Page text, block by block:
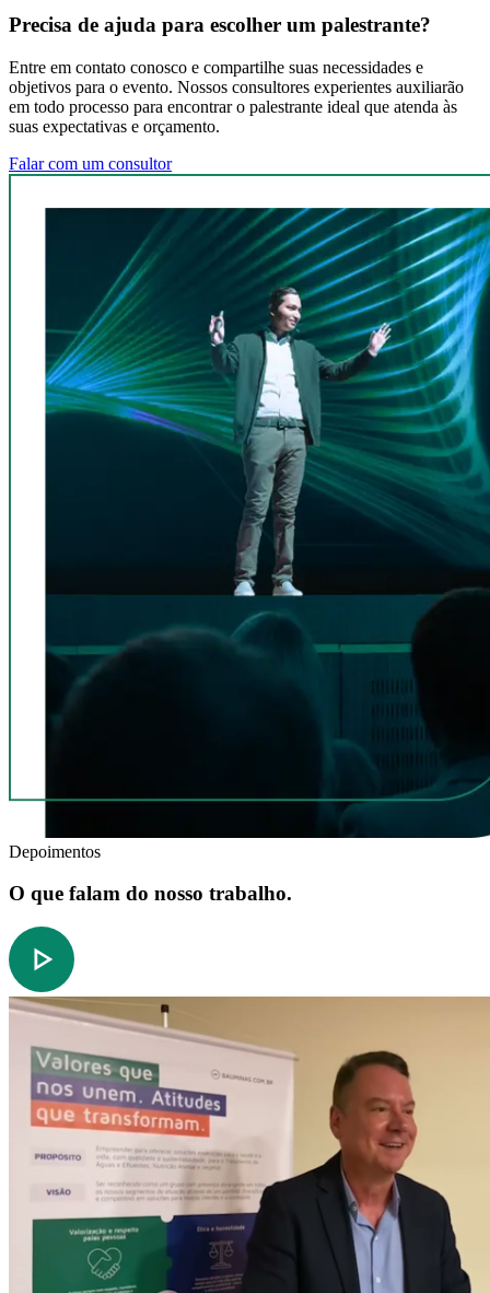
Precisa de ajuda para escolher um palestrante?
Entre em contato conosco e compartilhe suas necessidades e
objetivos para o evento. Nossos consultores experientes auxiliarão
em todo processo para encontrar o palestrante ideal que atenda às
suas expectativas e orçamento.
Falar com um consultor
Depoimentos
O que falam do nosso trabalho.